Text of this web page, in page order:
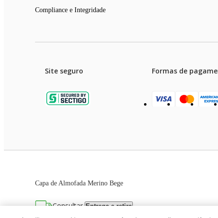
Capa de Almofada Merino Bege
Consultar Entrega e retira
Compliance e Integridade
Site seguro Formas de
Preços e condições de
As imagens dos produtos são meramente ilustrativas.
Avenida Zaki Narchi, nº 1650, sobreloja,